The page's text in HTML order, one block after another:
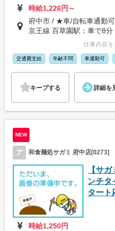
時給1,226円～
府中市 / ★車/自転車通勤
京王線 百草園駅：車で8分
仕事内容
交通費支給 年齢不問 車通勤可
キープする 詳細を
NEW
ア 和食麺処サガミ 府中店[0273]
【サ
ンチタ
タート
時給1,250円